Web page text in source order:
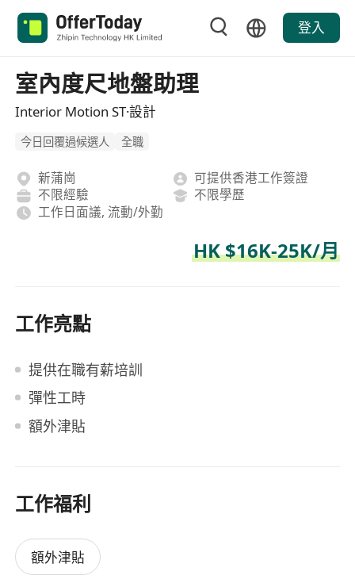
登入
室內度尺地盤助理
Interior Motion ST·設計
今日回覆過候選人 全職
新蒲崗
可提供香港工作簽證
不限經驗
不限學歷
工作日面議, 流動/外勤
HK $16K-25K/月
工作亮點
提供在職有薪培訓
彈性工時
額外津貼
工作福利
額外津貼